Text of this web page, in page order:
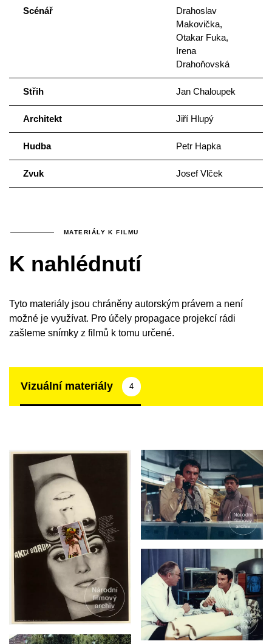
Scénář
Drahoslav
Makovička,
Otakar Fuka,
Irena
Drahoňovská
Střih Jan Chaloupek
Architekt Jiří Hlupý
Hudba Petr Hapka
Zvuk Josef Vlček
MATERIÁLY K FILMU
K nahlédnutí
Tyto materiály jsou chráněny autorským právem a není
možné je využívat. Pro účely propagace projekcí rádi
zašleme snímky z filmů k tomu určené.
Vizuální materiály 4